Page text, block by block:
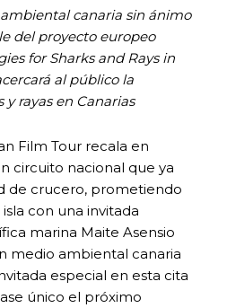
canaria sin ánimo
del proyecto europeo
for Sharks and Rays in
al público la
y rayasen Canarias
Film Tour recala en
circuito nacional que ya
de crucero, prometiendo
con una invitada
marina Maite Asensio
medio ambiental canaria
especial en esta cita
único el próximo